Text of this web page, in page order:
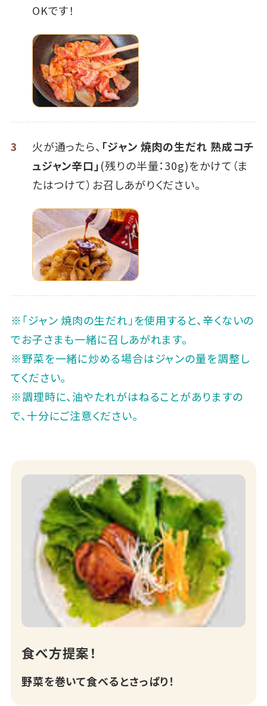
OKです！
3 火が通ったら、 「ジャン 焼肉の生だれ 熟成コチ
ュジャン辛口」(残りの半量：30g)をかけて（ま
たはつけて）お召しあがりください。
※「ジャン 焼肉の生だれ」を使用すると、辛くないの
でお子さまも一緒に召しあがれます。
※野菜を一緒に炒める場合はジャンの量を調整し
てください。
※調理時に、油やたれがはねることがありますの
で、十分にご注意ください。
食べ方提案！
野菜を巻いて食べるとさっぱり！